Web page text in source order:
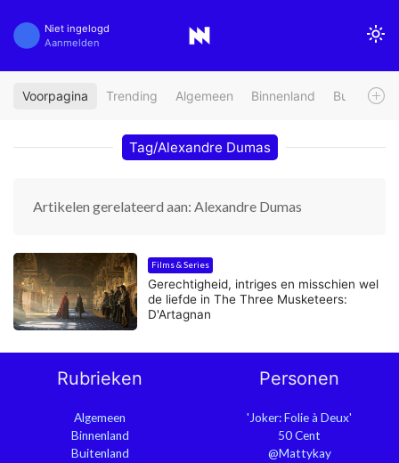
Niet ingelogd
Aanmelden
Voorpagina Trending Algemeen Binnenland Buitenland
Tag/Alexandre Dumas
Artikelen gerelateerd aan: Alexandre Dumas
Films & Series
Gerechtigheid, intriges en misschien wel
de liefde in The Three Musketeers:
D'Artagnan
Rubrieken
Algemeen
Binnenland
Buitenland
Personen
'Joker: Folie à Deux'
50 Cent
@Mattykay